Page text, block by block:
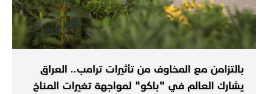
بالتزامن مع المخاوف من تأثيرات ترامب.. العراق
يشارك العالم في "باكو" لمواجهة تغيرات المناخ